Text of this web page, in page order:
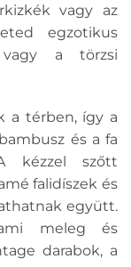
vagy az
egzotikus
a törzsi
a térben, így a
és a fa
kézzel szőtt
falidíszek és
együtt.
meleg és
darabok, a